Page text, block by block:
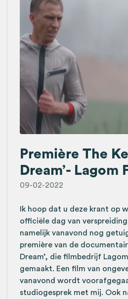
Première The
Dream’- Lagom
09-02-2022
Ik hoop dat u deze krant op
officiële dag van
namelijk vanavond nog
première van de
Dream’, die filmbedrijf
gemaakt. Een film van
vanavond wordt
studiogesprek met mij. Ook